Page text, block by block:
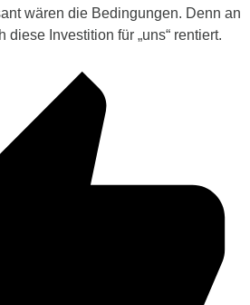
wären die Bedingungen. Denn an
diese Investition für „uns“ rentiert.